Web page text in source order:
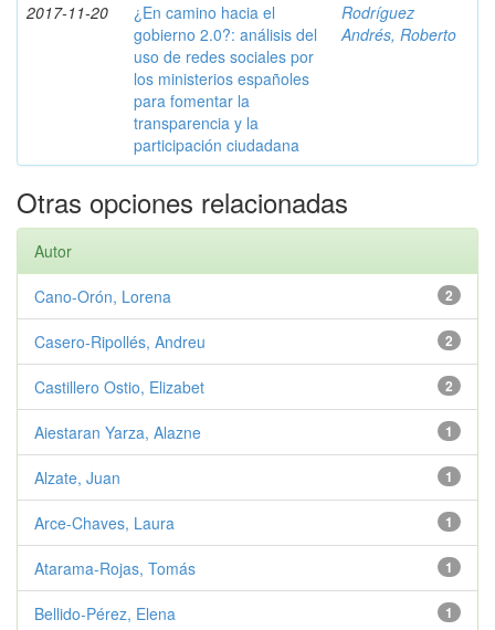
2017-11-20
¿En camino hacia el
gobierno 2.0?: análisis del
uso de redes sociales por
los ministerios españoles
para fomentar la
transparencia y la
participación ciudadana
Rodríguez
Andrés, Roberto
Otras opciones relacionadas
Autor
2
Cano-Orón, Lorena
2
Casero-Ripollés, Andreu
2
Castillero Ostio, Elizabet
1
Aiestaran Yarza, Alazne
1
Alzate, Juan
1
Arce-Chaves, Laura
1
Atarama-Rojas, Tomás
1
Bellido-Pérez, Elena